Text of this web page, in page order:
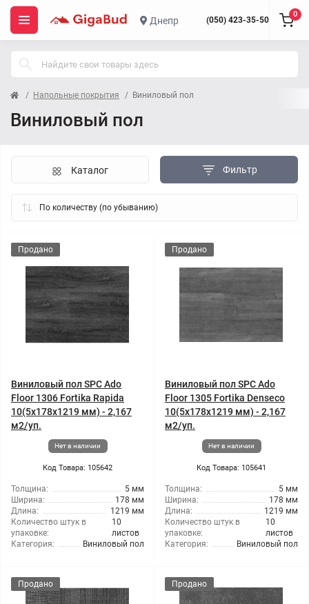
Днепр (050) 423-35-50
0
Напольные покрытия Виниловый пол
Виниловый пол
Фильтр
Каталог
Продано
Виниловый пол SPC Ado
Floor 1306 Fortika Rapida
10(5x178x1219 мм) - 2,167
м2/уп.
Нет в наличии
Код Товара: 105642
Толщина:
5 мм
Ширина:
178 мм
Длина:
1219 мм
Количество штук в
упаковке:
10
листов
Категория:
Виниловый пол
Продано
Виниловый пол SPC Ado
Floor 1305 Fortika Denseco
10(5x178x1219 мм) - 2,167
м2/уп.
Нет в наличии
Код Товара: 105641
Толщина:
5 мм
Ширина:
178 мм
Длина:
1219 мм
Количество штук в
упаковке:
10
листов
Категория:
Виниловый пол
Продано Продано